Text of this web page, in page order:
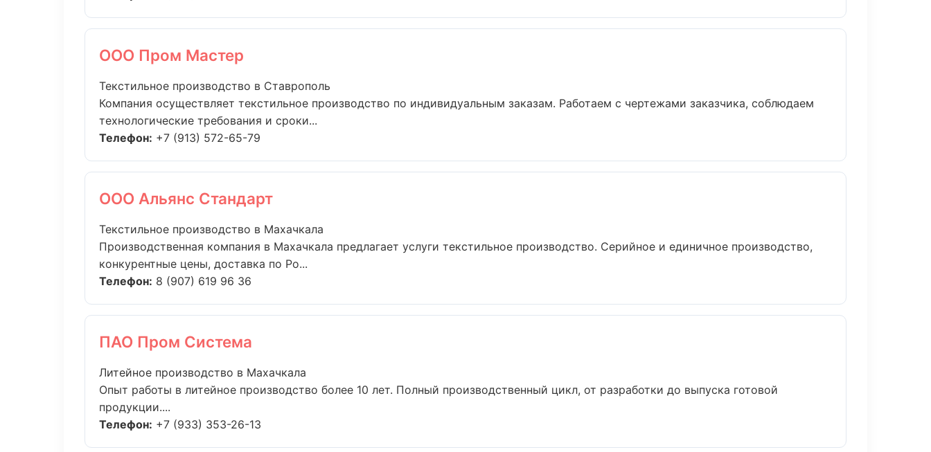
ООО Пром Мастер
Текстильное производство в Ставрополь
Компания осуществляет текстильное производство по индивидуальным заказам. Работаем с чертежами заказчика, соблюдаем
технологические требования и сроки...
Телефон: +7 (913) 572-65-79
ООО Альянс Стандарт
Текстильное производство в Махачкала
Производственная компания в Махачкала предлагает услуги текстильное производство. Серийное и единичное производство,
конкурентные цены, доставка по Ро...
Телефон: 8 (907) 619 96 36
ПАО Пром Система
Литейное производство в Махачкала
Опыт работы в литейное производство более 10 лет. Полный производственный цикл, от разработки до выпуска готовой
продукции....
Телефон: +7 (933) 353-26-13